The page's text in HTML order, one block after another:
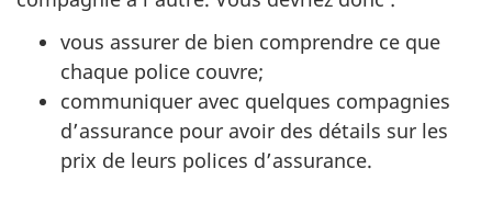
vous assurer de bien comprendre ce que
chaque police couvre;
communiquer avec quelques compagnies
d’assurance pour avoir des détails sur les
prix de leurs polices d’assurance.